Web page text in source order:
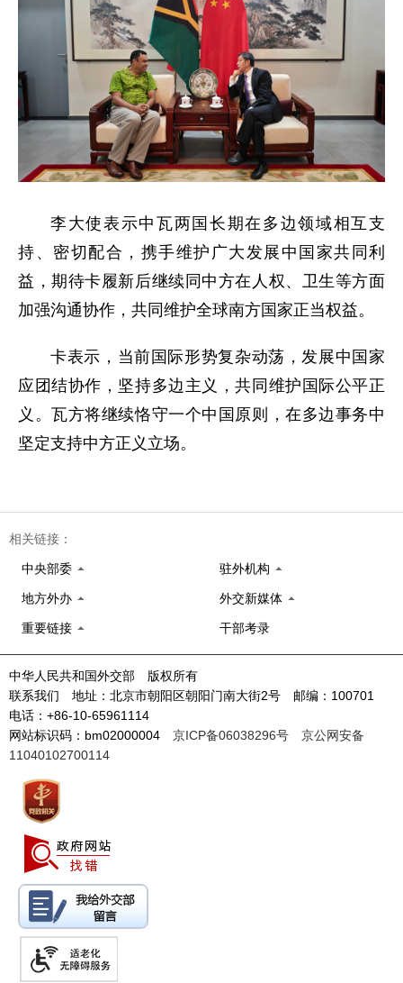
李大使表示中瓦两国长期在多边领域相互支
持、密切配合，携手维护广大发展中国家共同利
益，期待卡履新后继续同中方在人权、卫生等方面
加强沟通协作，共同维护全球南方国家正当权益。
卡表示，当前国际形势复杂动荡，发展中国家
应团结协作，坚持多边主义，共同维护国际公平正
义。瓦方将继续恪守一个中国原则，在多边事务中
坚定支持中方正义立场。
相关链接：
中央部委 驻外机构
地方外办 外交新媒体
重要链接 干部考录
中华人民共和国外交部 版权所有
联系我们 地址：北京市朝阳区朝阳门南大街2号 邮编：100701
电话：+86-10-65961114
网站标识码：bm02000004 京ICP备06038296号
京公网安备
11040102700114